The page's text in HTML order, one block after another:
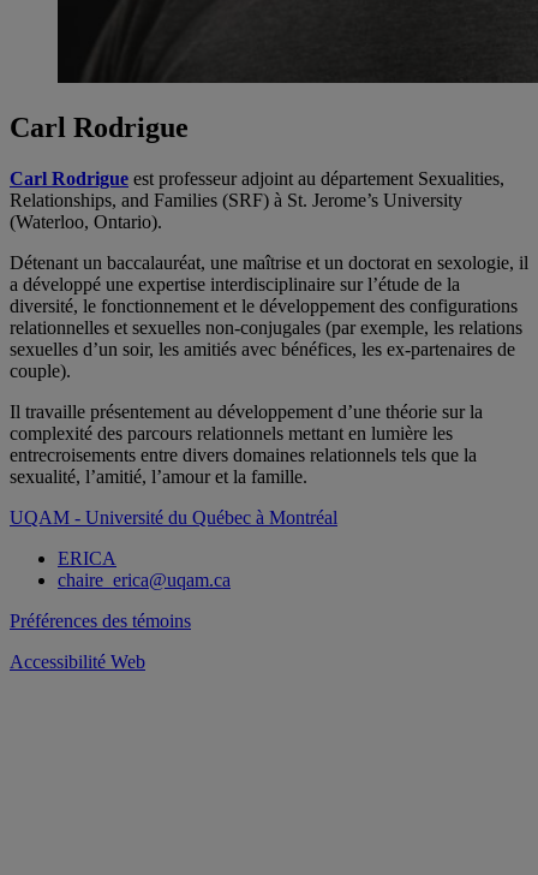
Carl Rodrigue
Carl Rodrigue est professeur adjoint au département Sexualities,
Relationships, and Families (SRF) à St. Jerome’s University
(Waterloo, Ontario).
Détenant un baccalauréat, une maîtrise et un doctorat en sexologie, il
a développé une expertise interdisciplinaire sur l’étude de la
diversité, le fonctionnement et le développement des configurations
relationnelles et sexuelles non-conjugales (par exemple, les relations
sexuelles d’un soir, les amitiés avec bénéfices, les ex-partenaires de
couple).
Il travaille présentement au développement d’une théorie sur la
complexité des parcours relationnels mettant en lumière les
entrecroisements entre divers domaines relationnels tels que la
sexualité, l’amitié, l’amour et la famille.
UQAM - Université du Québec à Montréal
ERICA
chaire_erica@uqam.ca
Préférences des témoins
Accessibilité Web